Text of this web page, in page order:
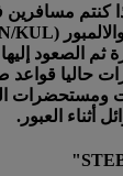
كنتم
ثم الصعود
حاليا
ومستحضرات
أثناء العبور.